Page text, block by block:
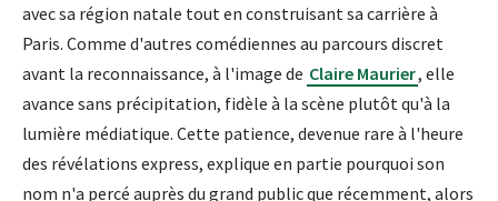
avec sa région natale tout en construisant sa carrière à
Paris. Comme d'autres comédiennes au parcours discret
avant la reconnaissance, à l'image de Claire Maurier, elle
avance sans précipitation, fidèle à la scène plutôt qu'à la
lumière médiatique. Cette patience, devenue rare à l'heure
des révélations express, explique en partie pourquoi son
nom n'a percé auprès du grand public que récemment, alors